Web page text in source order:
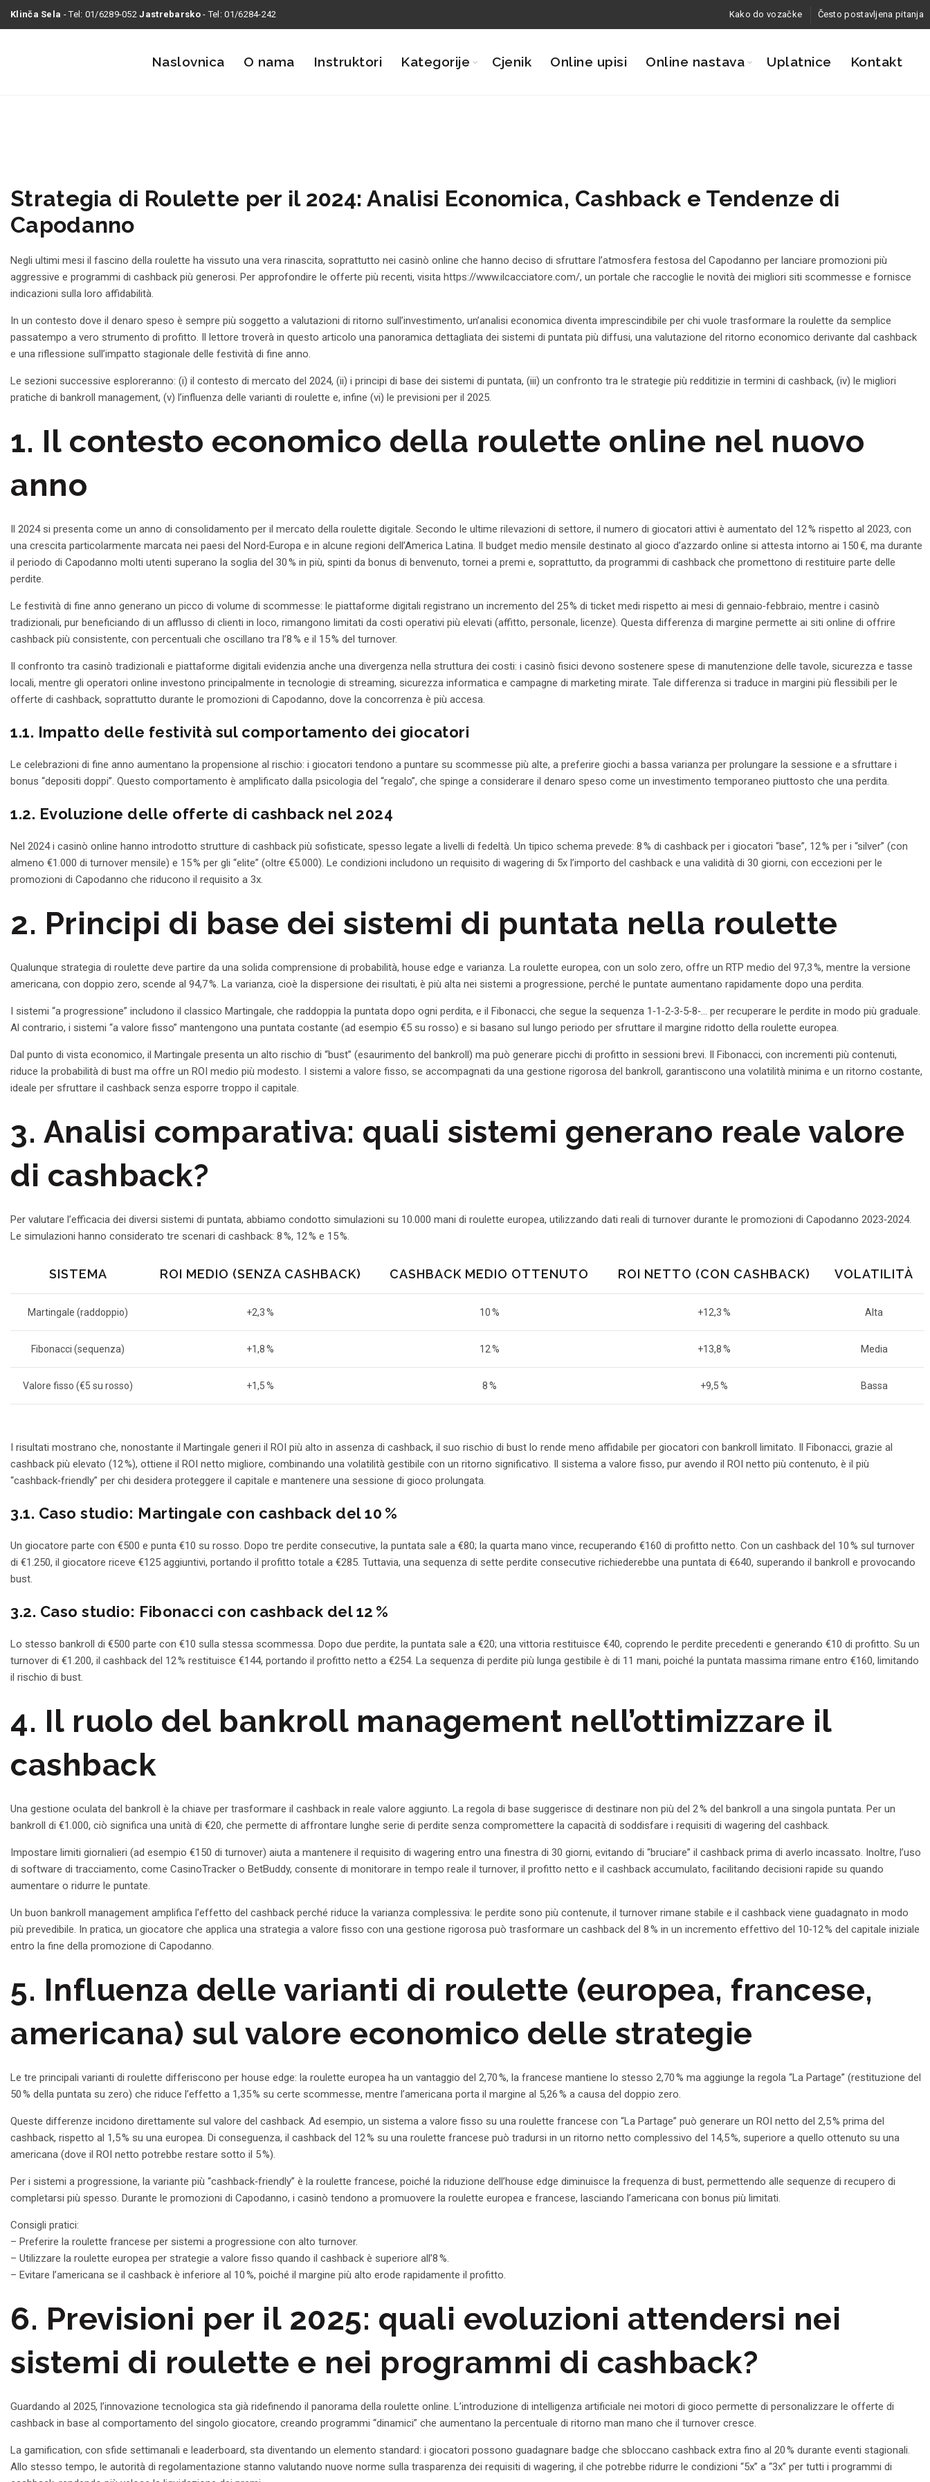
Klinča Sela - Tel: 01/6289-052 Jastrebarsko- Tel:01/6284-242 Kako do vozačke Često postavljena pitanja
Naslovnica O nama Instruktori Kategorije Cjenik Online upisi Online nastava Uplatnice Kontakt
Strategia di Roulette per il 2024: Analisi Economica, Cashback e Tendenze di
Capodanno
Negli ultimi mesi il fascino della roulette ha vissuto una vera rinascita, soprattutto nei casinò online che hanno deciso di sfruttare l’atmosfera festosa del Capodanno per lanciare promozioni più
aggressive e programmi di cashback più generosi. Per approfondire le offerte più recenti, visita https://www.ilcacciatore.com/, un portale che raccoglie le novità dei migliori siti scommesse e fornisce
indicazioni sulla loro affidabilità.
In un contesto dove il denaro speso è sempre più soggetto a valutazioni di ritorno sull’investimento, un’analisi economica diventa imprescindibile per chi vuole trasformare la roulette da semplice
passatempo a vero strumento di profitto. Il lettore troverà in questo articolo una panoramica dettagliata dei sistemi di puntata più diffusi, una valutazione del ritorno economico derivante dal cashback
e una riflessione sull’impatto stagionale delle festività di fine anno.
Le sezioni successive esploreranno: (i) il contesto di mercato del 2024, (ii) i principi di base dei sistemi di puntata, (iii) un confronto tra le strategie più redditizie in termini di cashback, (iv) le migliori
pratiche di bankroll management, (v) l’influenza delle varianti di roulette e, infine (vi) le previsioni per il 2025.
1. Il contesto economico della roulette online nel nuovo
anno
Il 2024 si presenta come un anno di consolidamento per il mercato della roulette digitale. Secondo le ultime rilevazioni di settore, il numero di giocatori attivi è aumentato del 12 % rispetto al 2023, con
una crescita particolarmente marcata nei paesi del Nord‑Europa e in alcune regioni dell’America Latina. Il budget medio mensile destinato al gioco d’azzardo online si attesta intorno ai 150 €, ma durante
il periodo di Capodanno molti utenti superano la soglia del 30 % in più, spinti da bonus di benvenuto, tornei a premi e, soprattutto, da programmi di cashback che promettono di restituire parte delle
perdite.
Le festività di fine anno generano un picco di volume di scommesse: le piattaforme digitali registrano un incremento del 25 % di ticket medi rispetto ai mesi di gennaio‑febbraio, mentre i casinò
tradizionali, pur beneficiando di un afflusso di clienti in loco, rimangono limitati da costi operativi più elevati (affitto, personale, licenze). Questa differenza di margine permette ai siti online di offrire
cashback più consistente, con percentuali che oscillano tra l’8 % e il 15 % del turnover.
Il confronto tra casinò tradizionali e piattaforme digitali evidenzia anche una divergenza nella struttura dei costi: i casinò fisici devono sostenere spese di manutenzione delle tavole, sicurezza e tasse
locali, mentre gli operatori online investono principalmente in tecnologie di streaming, sicurezza informatica e campagne di marketing mirate. Tale differenza si traduce in margini più flessibili per le
offerte di cashback, soprattutto durante le promozioni di Capodanno, dove la concorrenza è più accesa.
1.1. Impatto delle festività sul comportamento dei giocatori
Le celebrazioni di fine anno aumentano la propensione al rischio: i giocatori tendono a puntare su scommesse più alte, a preferire giochi a bassa varianza per prolungare la sessione e a sfruttare i
bonus “depositi doppi”. Questo comportamento è amplificato dalla psicologia del “regalo”, che spinge a considerare il denaro speso come un investimento temporaneo piuttosto che una perdita.
1.2. Evoluzione delle offerte di cashback nel 2024
Nel 2024 i casinò online hanno introdotto strutture di cashback più sofisticate, spesso legate a livelli di fedeltà. Un tipico schema prevede: 8 % di cashback per i giocatori “base”, 12 % per i “silver” (con
almeno €1.000 di turnover mensile) e 15 % per gli “elite” (oltre €5.000). Le condizioni includono un requisito di wagering di 5x l’importo del cashback e una validità di 30 giorni, con eccezioni per le
promozioni di Capodanno che riducono il requisito a 3x.
2. Principi di base dei sistemi di puntata nella roulette
Qualunque strategia di roulette deve partire da una solida comprensione di probabilità, house edge e varianza. La roulette europea, con un solo zero, offre un RTP medio del 97,3 %, mentre la versione
americana, con doppio zero, scende al 94,7 %. La varianza, cioè la dispersione dei risultati, è più alta nei sistemi a progressione, perché le puntate aumentano rapidamente dopo una perdita.
I sistemi “a progressione” includono il classico Martingale, che raddoppia la puntata dopo ogni perdita, e il Fibonacci, che segue la sequenza 1‑1‑2‑3‑5‑8‑… per recuperare le perdite in modo più graduale.
Al contrario, i sistemi “a valore fisso” mantengono una puntata costante (ad esempio €5 su rosso) e si basano sul lungo periodo per sfruttare il margine ridotto della roulette europea.
Dal punto di vista economico, il Martingale presenta un alto rischio di “bust” (esaurimento del bankroll) ma può generare picchi di profitto in sessioni brevi. Il Fibonacci, con incrementi più contenuti,
riduce la probabilità di bust ma offre un ROI medio più modesto. I sistemi a valore fisso, se accompagnati da una gestione rigorosa del bankroll, garantiscono una volatilità minima e un ritorno costante,
ideale per sfruttare il cashback senza esporre troppo il capitale.
3. Analisi comparativa: quali sistemi generano reale valore
di cashback?
Per valutare l’efficacia dei diversi sistemi di puntata, abbiamo condotto simulazioni su 10.000 mani di roulette europea, utilizzando dati reali di turnover durante le promozioni di Capodanno 2023‑2024.
Le simulazioni hanno considerato tre scenari di cashback: 8 %, 12 % e 15 %.
SISTEMA ROI MEDIO (SENZA CASHBACK) CASHBACK MEDIO OTTENUTO ROI NETTO (CON CASHBACK) VOLATILITÀ
Martingale (raddoppio) +2,3 % 10 % +12,3 % Alta
Fibonacci (sequenza) +1,8 % 12 % +13,8 % Media
Valore fisso (€5 su rosso) +1,5 % 8 % +9,5 % Bassa
I risultati mostrano che, nonostante il Martingale generi il ROI più alto in assenza di cashback, il suo rischio di bust lo rende meno affidabile per giocatori con bankroll limitato. Il Fibonacci, grazie al
cashback più elevato (12 %), ottiene il ROI netto migliore, combinando una volatilità gestibile con un ritorno significativo. Il sistema a valore fisso, pur avendo il ROI netto più contenuto, è il più
“cashback‑friendly” per chi desidera proteggere il capitale e mantenere una sessione di gioco prolungata.
3.1. Caso studio: Martingale con cashback del 10 %
Un giocatore parte con €500 e punta €10 su rosso. Dopo tre perdite consecutive, la puntata sale a €80; la quarta mano vince, recuperando €160 di profitto netto. Con un cashback del 10 % sul turnover
di €1.250, il giocatore riceve €125 aggiuntivi, portando il profitto totale a €285. Tuttavia, una sequenza di sette perdite consecutive richiederebbe una puntata di €640, superando il bankroll e provocando
bust.
3.2. Caso studio: Fibonacci con cashback del 12 %
Lo stesso bankroll di €500 parte con €10 sulla stessa scommessa. Dopo due perdite, la puntata sale a €20; una vittoria restituisce €40, coprendo le perdite precedenti e generando €10 di profitto. Su un
turnover di €1.200, il cashback del 12 % restituisce €144, portando il profitto netto a €254. La sequenza di perdite più lunga gestibile è di 11 mani, poiché la puntata massima rimane entro €160, limitando
il rischio di bust.
4. Il ruolo del bankroll management nell’ottimizzare il
cashback
Una gestione oculata del bankroll è la chiave per trasformare il cashback in reale valore aggiunto. La regola di base suggerisce di destinare non più del 2 % del bankroll a una singola puntata. Per un
bankroll di €1.000, ciò significa una unità di €20, che permette di affrontare lunghe serie di perdite senza compromettere la capacità di soddisfare i requisiti di wagering del cashback.
Impostare limiti giornalieri (ad esempio €150 di turnover) aiuta a mantenere il requisito di wagering entro una finestra di 30 giorni, evitando di “bruciare” il cashback prima di averlo incassato. Inoltre, l’uso
di software di tracciamento, come CasinoTracker o BetBuddy, consente di monitorare in tempo reale il turnover, il profitto netto e il cashback accumulato, facilitando decisioni rapide su quando
aumentare o ridurre le puntate.
Un buon bankroll management amplifica l’effetto del cashback perché riduce la varianza complessiva: le perdite sono più contenute, il turnover rimane stabile e il cashback viene guadagnato in modo
più prevedibile. In pratica, un giocatore che applica una strategia a valore fisso con una gestione rigorosa può trasformare un cashback del 8 % in un incremento effettivo del 10‑12 % del capitale iniziale
entro la fine della promozione di Capodanno.
5. Influenza delle varianti di roulette (europea, francese,
americana) sul valore economico delle strategie
Le tre principali varianti di roulette differiscono per house edge: la roulette europea ha un vantaggio del 2,70 %, la francese mantiene lo stesso 2,70 % ma aggiunge la regola “La Partage” (restituzione del
50 % della puntata su zero) che riduce l’effetto a 1,35 % su certe scommesse, mentre l’americana porta il margine al 5,26 % a causa del doppio zero.
Queste differenze incidono direttamente sul valore del cashback. Ad esempio, un sistema a valore fisso su una roulette francese con “La Partage” può generare un ROI netto del 2,5 % prima del
cashback, rispetto al 1,5 % su una europea. Di conseguenza, il cashback del 12 % su una roulette francese può tradursi in un ritorno netto complessivo del 14,5 %, superiore a quello ottenuto su una
americana (dove il ROI netto potrebbe restare sotto il 5 %).
Per i sistemi a progressione, la variante più “cashback‑friendly” è la roulette francese, poiché la riduzione dell’house edge diminuisce la frequenza di bust, permettendo alle sequenze di recupero di
completarsi più spesso. Durante le promozioni di Capodanno, i casinò tendono a promuovere la roulette europea e francese, lasciando l’americana con bonus più limitati.
Consigli pratici:
– Preferire la roulette francese per sistemi a progressione con alto turnover.
– Utilizzare la roulette europea per strategie a valore fisso quando il cashback è superiore all’8 %.
– Evitare l’americana se il cashback è inferiore al 10 %, poiché il margine più alto erode rapidamente il profitto.
6. Previsioni per il 2025: quali evoluzioni attendersi nei
sistemi di roulette e nei programmi di cashback?
Guardando al 2025, l’innovazione tecnologica sta già ridefinendo il panorama della roulette online. L’introduzione di intelligenza artificiale nei motori di gioco permette di personalizzare le offerte di
cashback in base al comportamento del singolo giocatore, creando programmi “dinamici” che aumentano la percentuale di ritorno man mano che il turnover cresce.
La gamification, con sfide settimanali e leaderboard, sta diventando un elemento standard: i giocatori possono guadagnare badge che sbloccano cashback extra fino al 20 % durante eventi stagionali.
Allo stesso tempo, le autorità di regolamentazione stanno valutando nuove norme sulla trasparenza dei requisiti di wagering, il che potrebbe ridurre le condizioni “5x” a “3x” per tutti i programmi di